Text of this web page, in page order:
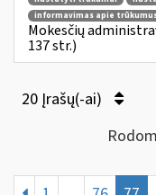
informavimas apie
Mokesčių
137 str.)
20 Įrašų(-ai)